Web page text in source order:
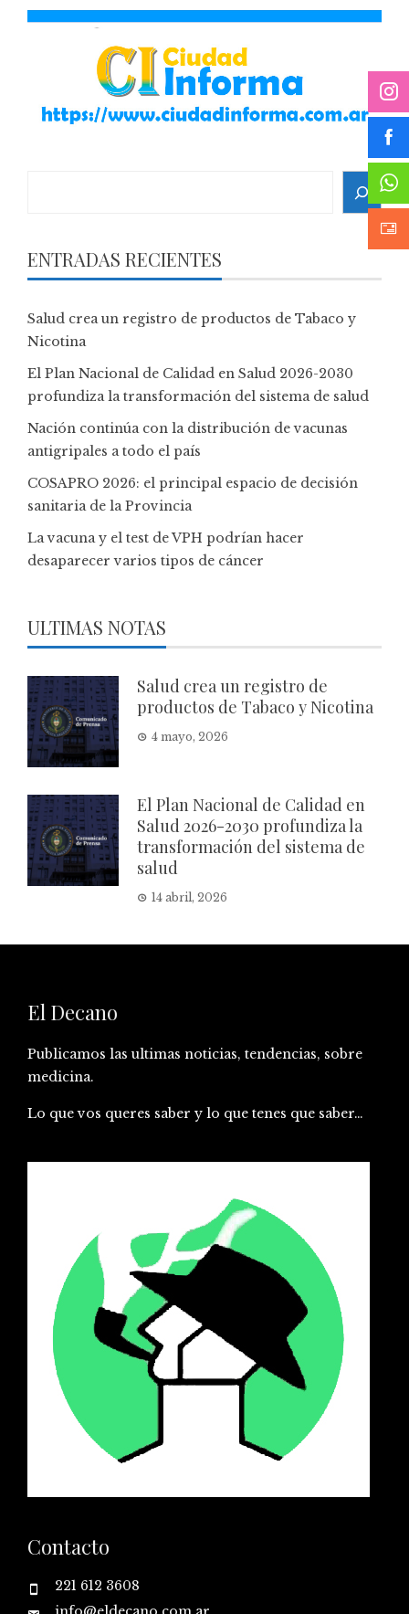
ENTRADAS RECIENTES
Salud crea un registro de productos de Tabaco y
Nicotina
El Plan Nacional de Calidad en Salud 2026-2030
profundiza la transformación del sistema de salud
Nación continúa con la distribución de vacunas
antigripales a todo el país
COSAPRO 2026: el principal espacio de decisión
sanitaria de la Provincia
La vacuna y el test de VPH podrían hacer
desaparecer varios tipos de cáncer
ULTIMAS NOTAS
Salud crea un registro de
productos de Tabaco y Nicotina
4 mayo, 2026
El Plan Nacional de Calidad en
Salud 2026-2030 profundiza la
transformación del sistema de
salud
14 abril, 2026
El Decano
Publicamos las ultimas noticias, tendencias, sobre
medicina.
Lo que vos queres saber y lo que tenes que saber…
Contacto
221 612 3608